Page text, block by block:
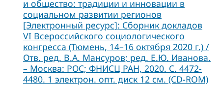
и общество: традиции и инновации в
социальном развитии регионов
[Электронный ресурс]: Сборник докладов
VI Всероссийского социологического
конгресса (Тюмень, 14–16 октября 2020 г.) /
Отв. ред. В.А. Мансуров; ред. Е.Ю. Иванова.
– Москва: РОС; ФНИСЦ РАН, 2020. С. 4472-
4480. 1 электрон. опт. диск 12 см. (CD-ROM)